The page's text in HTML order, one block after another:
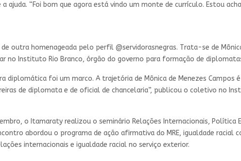
ajuda. “Foi bom que agora está vindo um monte de currículo. Estou
outra homenageada pelo perfil @servidorasnegras. Trata-se de
no Instituto Rio Branco, órgão do governo para formação de
diplomática foi um marco. A trajetória de Mônica de Menezes
de diplomata e de oficial de chancelaria”, publicou o coletivo no
o Itamaraty realizou o seminário Relações Internacionais, Política
abordou o programa de ação afirmativa do MRE, igualdade
internacionais e igualdade racial no serviço exterior.